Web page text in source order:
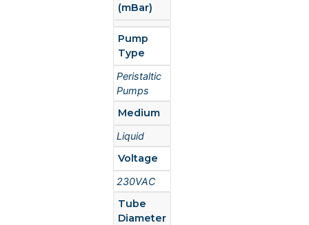
(mBar)
Pump
Type
Peristaltic
Pumps
Medium
Liquid
Voltage
230VAC
Tube
Diameter